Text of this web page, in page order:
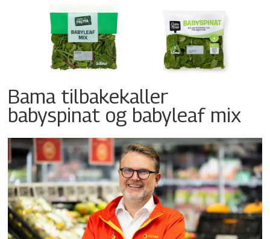
Bama tilbakekaller
babyspinat og babyleaf mix